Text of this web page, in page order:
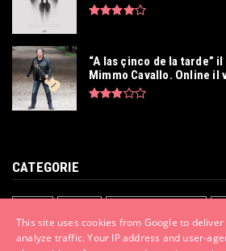
“A las çinco de la tarde”
Mimmo Cavallo. Online il
CATEGORIE
EMERGENTI LE NOSTRE INTERVISTE MODA
VIDEO
This site uses cookies from Google to
analyze traffic. Your IP address and user-